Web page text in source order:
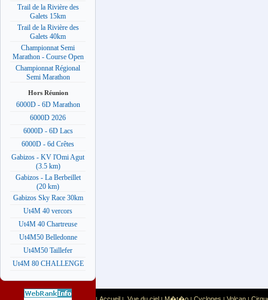
Trail de la Rivière des
Galets 15km
Trail de la Rivière des
Galets 40km
Championnat Semi
Marathon - Course Open
Championnat Régional
Semi Marathon
Hors Réunion
6000D - 6D Marathon
6000D 2026
6000D - 6D Lacs
6000D - 6d Crêtes
Gabizos - KV l'Omi Agut
(3.5 km)
Gabizos - La Berbeillet
(20 km)
Gabizos Sky Race 30km
Ut4M 40 vercors
Ut4M 40 Chartreuse
Ut4M50 Belledonne
Ut4M50 Taillefer
Ut4M 80 CHALLENGE